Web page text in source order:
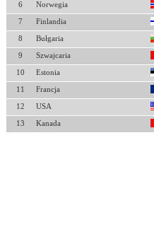
6 Norwegia
7 Finlandia
8 Bułgaria
9 Szwajcaria
10 Estonia
11 Francja
12 USA
13 Kanada